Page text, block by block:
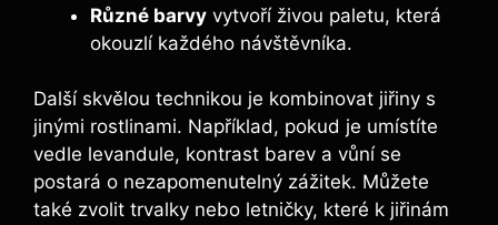
Různé barvy vytvoří živou paletu, která
okouzlí každého návštěvníka.
Další skvělou technikou je kombinovat jiřiny s
jinými rostlinami. Například, pokud je umístíte
vedle levandule, kontrast barev a vůní se
postará o nezapomenutelný zážitek. Můžete
také zvolit trvalky nebo letničky, které k jiřinám